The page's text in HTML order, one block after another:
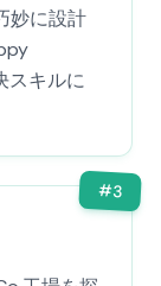
妙に設計
スキルに
#3